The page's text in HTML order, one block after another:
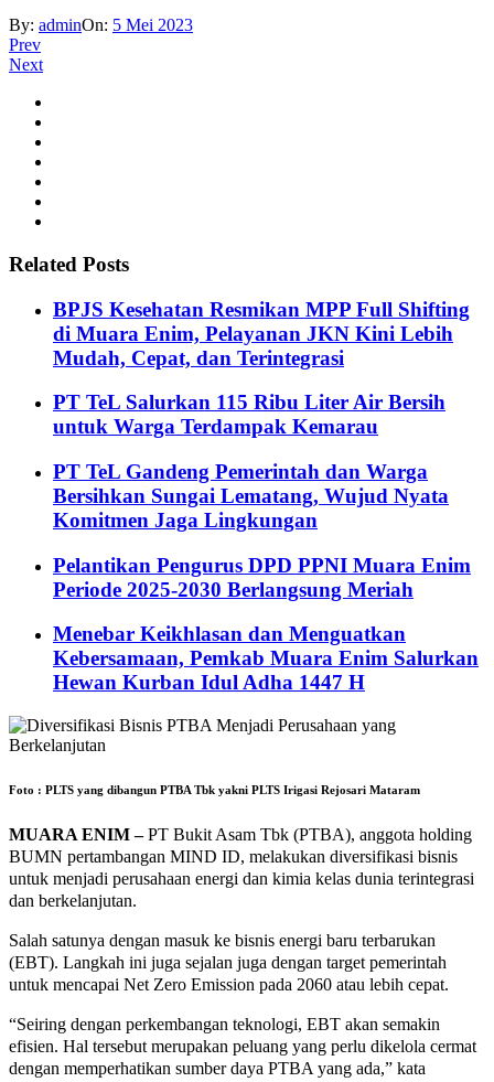
By: adminOn: 5 Mei 2023
Prev
Next
Related Posts
BPJS Kesehatan Resmikan MPP Full Shifting
di Muara Enim, Pelayanan JKN Kini Lebih
Mudah, Cepat, dan Terintegrasi
PT TeL Salurkan 115 Ribu Liter Air Bersih
untuk Warga Terdampak Kemarau
PT TeL Gandeng Pemerintah dan Warga
Bersihkan Sungai Lematang, Wujud Nyata
Komitmen Jaga Lingkungan
Pelantikan Pengurus DPD PPNI Muara Enim
Periode 2025-2030 Berlangsung Meriah
Menebar Keikhlasan dan Menguatkan
Kebersamaan, Pemkab Muara Enim Salurkan
Hewan Kurban Idul Adha 1447 H
Foto : PLTS yang dibangun PTBA Tbk yakni PLTS Irigasi Rejosari Mataram
MUARA ENIM –PT Bukit Asam Tbk (PTBA), anggota holding
BUMN pertambangan MIND ID, melakukan diversifikasi bisnis
untuk menjadi perusahaan energi dan kimia kelas dunia terintegrasi
dan berkelanjutan.
Salah satunya dengan masuk ke bisnis energi baru terbarukan
(EBT). Langkah ini juga sejalan juga dengan target pemerintah
untuk mencapai Net Zero Emission pada 2060 atau lebih cepat.
“Seiring dengan perkembangan teknologi, EBT akan semakin
efisien. Hal tersebut merupakan peluang yang perlu dikelola cermat
dengan memperhatikan sumber daya PTBA yang ada,” kata